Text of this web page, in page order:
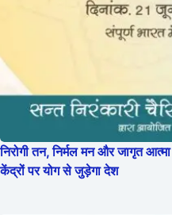
निरोगी तन, निर्मल मन और जागृत
केंद्रों पर योग से जुड़ेगा देश